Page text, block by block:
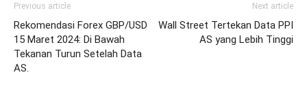
Previous article
Rekomendasi Forex GBP/USD
15 Maret 2024: Di Bawah
Tekanan Turun Setelah Data
AS.
Next article
Wall Street Tertekan Data PPI
AS yang Lebih Tinggi